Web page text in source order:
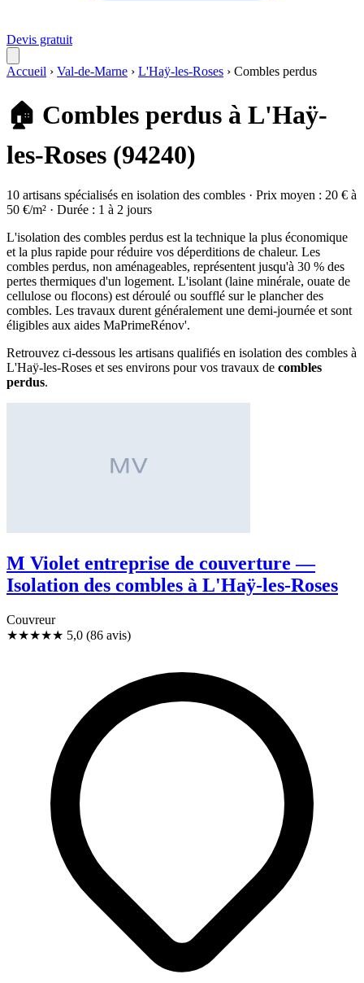
Devis gratuit
Accueil › Val-de-Marne › L'Haÿ-les-Roses › Combles perdus
🏠 Combles perdus à L'Haÿ-
les-Roses (94240)
10 artisans spécialisés en isolation des combles · Prix moyen : 20 € à
50 €/m² · Durée : 1 à 2 jours
L'isolation des combles perdus est la technique la plus économique
et la plus rapide pour réduire vos déperditions de chaleur. Les
combles perdus, non aménageables, représentent jusqu'à 30 % des
pertes thermiques d'un logement. L'isolant (laine minérale, ouate de
cellulose ou flocons) est déroulé ou soufflé sur le plancher des
combles. Les travaux durent généralement une demi-journée et sont
éligibles aux aides MaPrimeRénov'.
Retrouvez ci-dessous les artisans qualifiés en isolation des combles à
L'Haÿ-les-Roses et ses environs pour vos travaux de combles
perdus.
M Violet entreprise de couverture —
Isolation des combles à L'Haÿ-les-Roses
Couvreur
★★★★★ 5,0 (86 avis)